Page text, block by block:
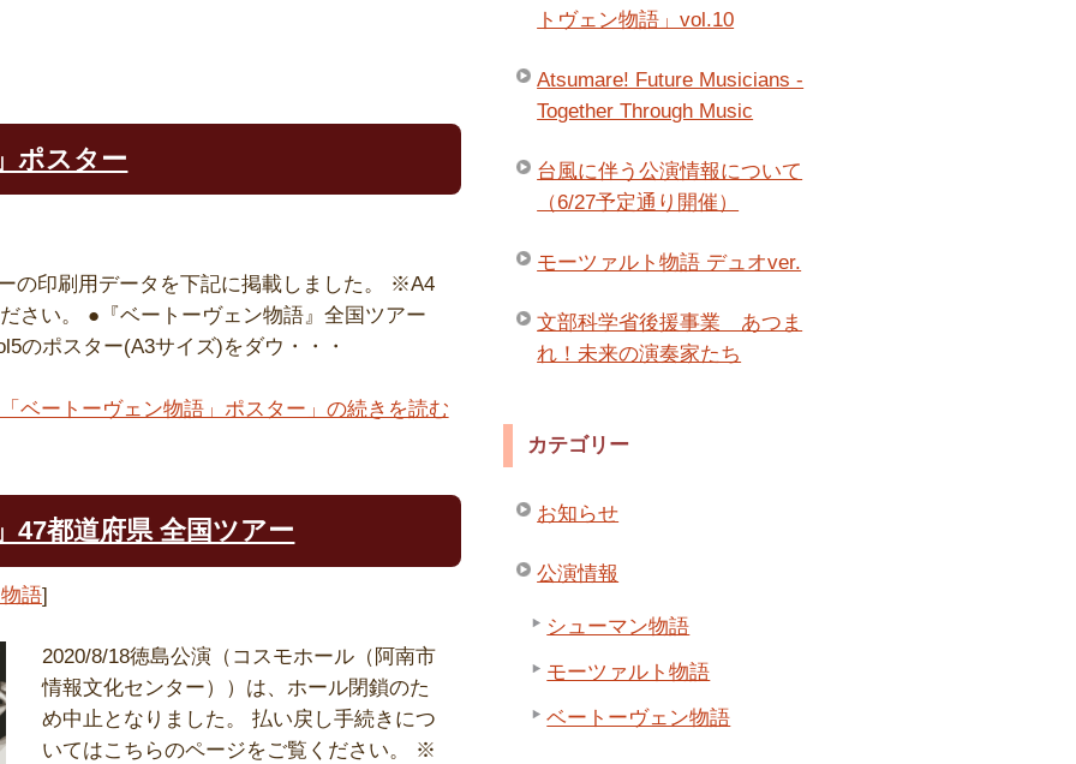
ポスター
の印刷用データを下記に掲載しました。 ※A4
さい。 ●『ベートーヴェン物語』全国ツアー
のポスター(A3サイズ)をダウ・・・
ベートーヴェン物語」ポスター」の続きを読む
47都道府県 全国ツアー
語]
2020/8/18徳島公演（コスモホール（阿南市
情報文化センター））は、ホール閉鎖のた
め中止となりました。 払い戻し手続きにつ
いてはこちらのページをご覧ください。 ※
トヴェン物語」vol.10
Atsumare! Future Musicians -
Together Through Music
台風に伴う公演情報について
（6/27予定通り開催）
モーツァルト物語 デュオver.
文部科学省後援事業 あつま
れ！未来の演奏家たち
カテゴリー
お知らせ
公演情報
シューマン物語
モーツァルト物語
ベートーヴェン物語